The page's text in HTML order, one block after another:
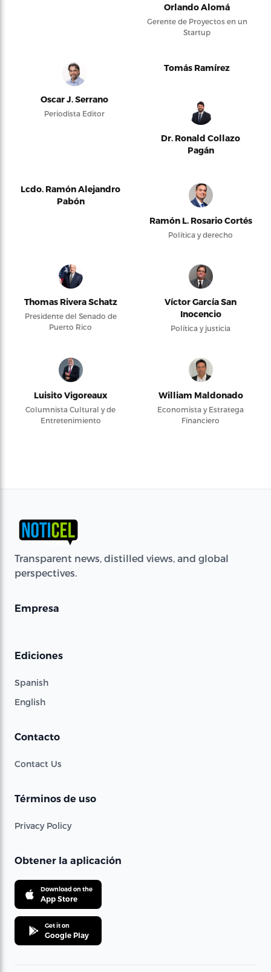
Orlando Alomá
Gerente de Proyectos en un
Startup
Oscar J. Serrano
Periodista Editor
Tomás Ramírez
Dr. Ronald Collazo
Pagán
Lcdo. Ramón Alejandro
Pabón
Ramón L. Rosario Cortés
Política y derecho
Thomas Rivera Schatz
Presidente del Senado de
Puerto Rico
Víctor García San
Inocencio
Política y justicia
Luisito Vigoreaux
Columnista Cultural y de
Entretenimiento
William Maldonado
Economista y Estratega
Financiero
Transparent news, distilled views, and global
perspectives.
Empresa
Ediciones
Spanish
English
Contacto
Contact Us
Términos de uso
Privacy Policy
Obtener la aplicación
Download on the
App Store
Get it on
Google Play